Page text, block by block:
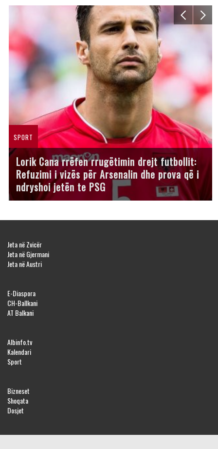
SPORT
Lorik Cana rrëfen rrugëtimin drejt futbollit:
Refuzimi i vizës për Arsenalin dhe prova që i
ndryshoi jetën te PSG
Jeta në Zvicër
Jeta në Gjermani
Jeta në Austri
E-Diaspora
CH-Ballkani
AT Balkani
Albinfo.tv
Kalendari
Sport
Bizneset
Shoqata
Dosjet